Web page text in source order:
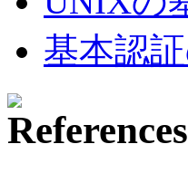
基本認